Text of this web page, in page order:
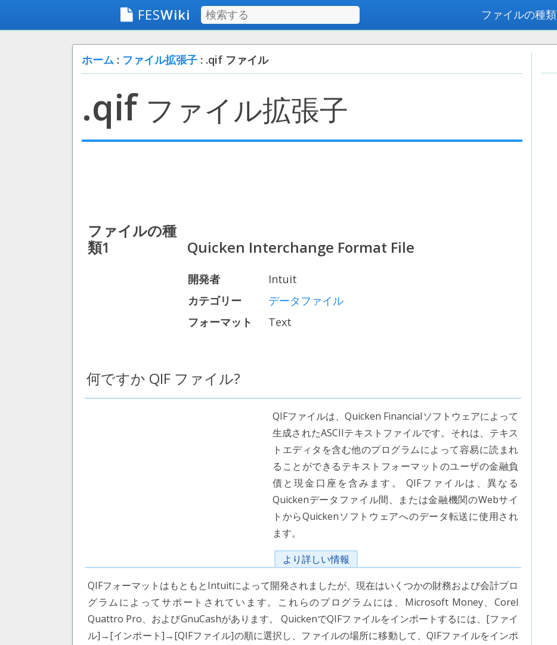
FESWiki ファイルの種類
ホーム : ファイル拡張子 : .qif ファイル
.qif ファイル拡張子
ファイルの種
類1
Quicken Interchange Format File
開発者
Intuit
カテゴリー
データファイル
フォーマット
Text
何ですか QIF ファイル?
QIFファイルは、Quicken Financialソフトウェアによって
生成されたASCIIテキストファイルです。それは、テキス
トエディタを含む他のプログラムによって容易に読まれ
ることができるテキストフォーマットのユーザの金融負
債と現金口座を含みます。 QIFファイルは、異なる
Quickenデータファイル間、または金融機関のWebサイ
トからQuickenソフトウェアへのデータ転送に使用され
ます。
より詳しい情報
QIFフォーマットはもともとIntuitによって開発されましたが、現在はいくつかの財務および会計プロ
グラムによってサポートされています。これらのプログラムには、Microsoft Money、Corel
Quattro Pro、およびGnuCashがあります。 QuickenでQIFファイルをインポートするには、[ファイ
ル]→[インポート]→[QIFファイル]の順に選択し、ファイルの場所に移動して、QIFファイルをインポ